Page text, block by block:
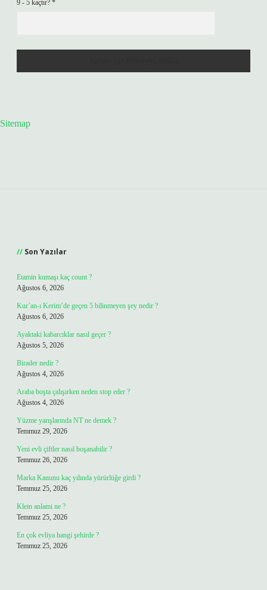
9 - 5 kaçtır? *
Sitemap
Son Yazılar
Etamin kumaşı kaç count ?
Ağustos 6, 2026
Kur’an-ı Kerim’de geçen 5 bilinmeyen şey nedir ?
Ağustos 6, 2026
Ayaktaki kabarcıklar nasıl geçer ?
Ağustos 5, 2026
Birader nedir ?
Ağustos 4, 2026
Araba boşta çalışırken neden stop eder ?
Ağustos 4, 2026
Yüzme yarışlarında NT ne demek ?
Temmuz 29, 2026
Yeni evli çiftler nasıl boşanabilir ?
Temmuz 26, 2026
Marka Kanunu kaç yılında yürürlüğe girdi ?
Temmuz 25, 2026
Klein anlami ne ?
Temmuz 25, 2026
En çok evliya hangi şehirde ?
Temmuz 25, 2026